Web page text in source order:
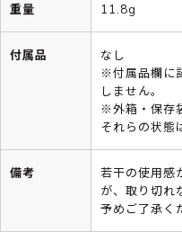
重量 11.8g
付属品
なし
※付属品欄に
しません。
※外箱・保存
それらの状態
備考
若干の使用感
が、取り切れ
予めご了承く